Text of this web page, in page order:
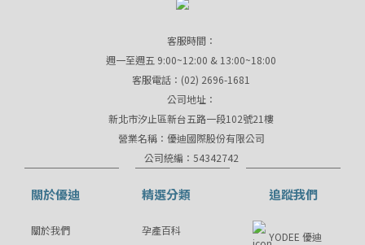
客服時間：
週一至週五 9:00~12:00 & 13:00~18:00
客服電話：(02) 2696-1681
公司地址：
新北市汐止區新台五路一段102號21樓
營業名稱：優迪國際股份有限公司
公司統編：54342742
關於優迪
關於我們
精選分類
孕產百科
追蹤我們
YODEE 優迪